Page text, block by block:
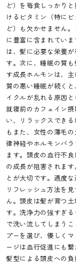
ど）を毎食しっかり
けるビタミン（特に
ど）も欠かせません
に豊富に含まれてい
は、髪に必要な栄養
す。次に、睡眠の質
す成長ホルモンは、
質の悪い睡眠が続く
イクルが乱れる原因
就寝前のカフェイン
い、リラックスでき
もまた、女性の薄毛
律神経やホルモンバ
ます。頭皮の血行不
の成長が阻害されま
とが大切です。適度
リフレッシュ方法を
ん。頭皮は髪が育つ
す。洗浄力の強すぎ
で洗い流してしまう
プーを選び、優しく
ージは血行促進にも
髪型による頭皮への負